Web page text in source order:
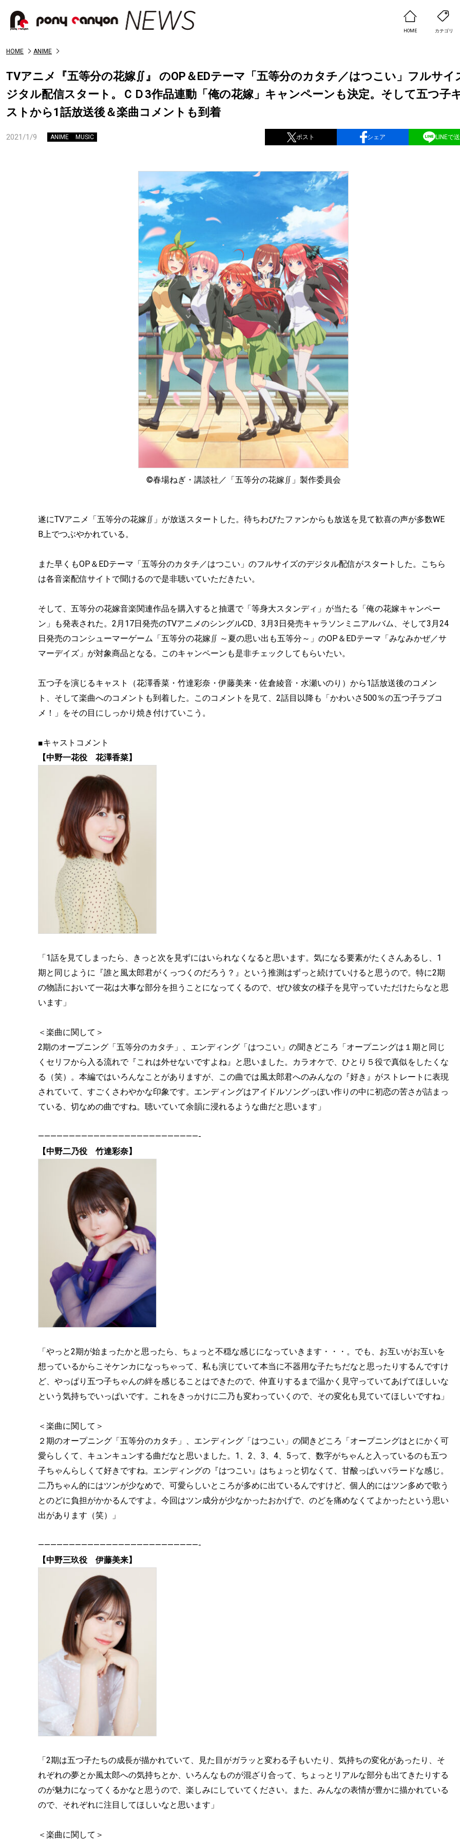
HOME カテゴリ
HOME ANIME
TVアニメ『五等分の花嫁∬』 のOP＆EDテーマ「五等分のカタチ／はつこい」フルサイ
ジタル配信スタート。ＣＤ3作品連動「俺の花嫁」キャンペーンも決定。そして五つ子
ストから1話放送後＆楽曲コメントも到着
2021/1/9 ANIME MUSIC ポスト シェア LINEで
©春場ねぎ・講談社／「五等分の花嫁∬」製作委員会
遂にTVアニメ「五等分の花嫁∬」が放送スタートした。待ちわびたファンからも放送を見て歓喜の声が多数WE
B上でつぶやかれている。
また早くもOP＆EDテーマ「五等分のカタチ／はつこい」のフルサイズのデジタル配信がスタートした。こちら
は各音楽配信サイトで聞けるので是非聴いていただきたい。
そして、五等分の花嫁音楽関連作品を購入すると抽選で「等身大スタンディ」が当たる「俺の花嫁キャンペー
ン」も発表された。2月17日発売のTVアニメのシングルCD、3月3日発売キャラソンミニアルバム、そして3月24
日発売のコンシューマーゲーム「五等分の花嫁∬ ～夏の思い出も五等分～」のOP＆EDテーマ「みなみかぜ／サ
マーデイズ」が対象商品となる。このキャンペーンも是非チェックしてもらいたい。
五つ子を演じるキャスト（花澤香菜・竹達彩奈・伊藤美来・佐倉綾音・水瀬いのり）から1話放送後のコメン
ト、そして楽曲へのコメントも到着した。このコメントを見て、2話目以降も「かわいさ500％の五つ子ラブコ
メ！」をその目にしっかり焼き付けていこう。
■キャストコメント
【中野一花役 花澤香菜】
「1話を見てしまったら、きっと次を見ずにはいられなくなると思います。気になる要素がたくさんあるし、1
期と同じように『誰と風太郎君がくっつくのだろう？』という推測はずっと続けていけると思うので。特に2期
の物語において一花は大事な部分を担うことになってくるので、ぜひ彼女の様子を見守っていただけたらなと思
います」
＜楽曲に関して＞
2期のオープニング「五等分のカタチ」、エンディング「はつこい」の聞きどころ「オープニングは１期と同じ
くセリフから入る流れで『これは外せないですよね』と思いました。カラオケで、ひとり５役で真似をしたくな
る（笑）。本編ではいろんなことがありますが、この曲では風太郎君へのみんなの『好き』がストレートに表現
されていて、すごくさわやかな印象です。エンディングはアイドルソングっぽい作りの中に初恋の苦さが詰まっ
ている、切なめの曲ですね。聴いていて余韻に浸れるような曲だと思います」
——————————————————————————-
【中野二乃役 竹達彩奈】
「やっと2期が始まったかと思ったら、ちょっと不穏な感じになっていきます・・・。でも、お互いがお互いを
想っているからこそケンカになっちゃって、私も演じていて本当に不器用な子たちだなと思ったりするんですけ
ど、やっぱり五つ子ちゃんの絆を感じることはできたので、仲直りするまで温かく見守っていてあげてほしいな
という気持ちでいっぱいです。これをきっかけに二乃も変わっていくので、その変化も見ていてほしいですね」
＜楽曲に関して＞
２期のオープニング「五等分のカタチ」、エンディング「はつこい」の聞きどころ「オープニングはとにかく可
愛らしくて、キュンキュンする曲だなと思いました。1、2、3、4、5って、数字がちゃんと入っているのも五つ
子ちゃんらしくて好きですね。エンディングの『はつこい』はちょっと切なくて、甘酸っぱいバラードな感じ。
二乃ちゃん的にはツンが少なめで、可愛らしいところが多めに出ているんですけど、個人的にはツン多めで歌う
とのどに負担がかかるんですよ。今回はツン成分が少なかったおかげで、のどを痛めなくてよかったという思い
出があります（笑）」
——————————————————————————-
【中野三玖役 伊藤美来】
「2期は五つ子たちの成長が描かれていて、見た目がガラッと変わる子もいたり、気持ちの変化があったり、そ
れぞれの夢とか風太郎への気持ちとか、いろんなものが混ざり合って、ちょっとリアルな部分も出てきたりする
のが魅力になってくるかなと思うので、楽しみにしていてください。また、みんなの表情が豊かに描かれている
ので、それぞれに注目してほしいなと思います」
＜楽曲に関して＞